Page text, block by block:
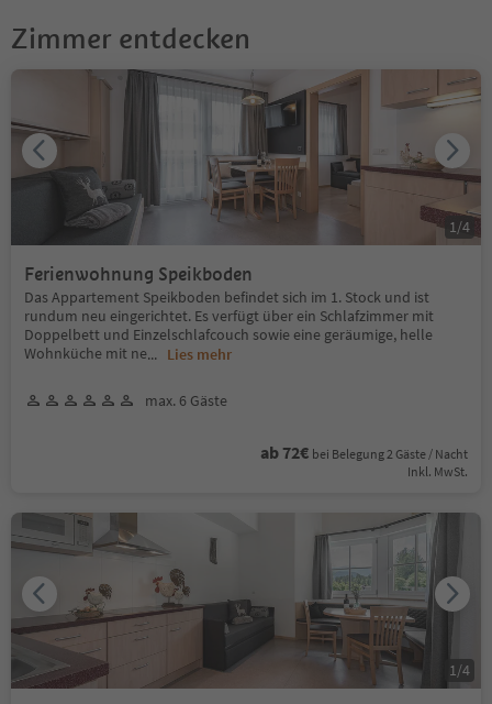
Zimmer entdecken
Ferienwohnung Speikboden
Das Appartement Speikboden befindet sich im 1. Stock und ist
rundum neu eingerichtet. Es verfügt über ein Schlafzimmer mit
Doppelbett und Einzelschlafcouch sowie eine geräumige, helle
Wohnküche mit ne... Lies mehr
max. 6 Gäste
ab 72€ bei Belegung 2 Gäste / Nacht
Inkl. MwSt.
1 /4
1 /4